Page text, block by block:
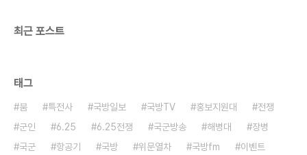
최근 포스트
태그
붐 특전사 국방일보 국방TV 홍보지원대
전쟁
군인
6.25 6.25전쟁 국군방송 해병대
장병
국군
항공기 국방 위문열차 국방fm
이벤트